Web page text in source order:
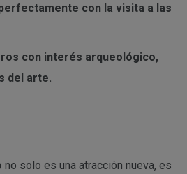
con la visita a las
con interés arqueológico,
del arte.
no solo es una atracción nueva, es